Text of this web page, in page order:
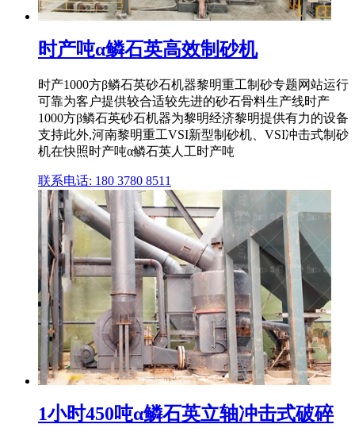
时产吨α鳞石英高效制砂机
时产1000方β鳞石英砂石机器黎明重工制砂专题网站运行
可靠为客户提供较合适较先进的砂石骨料生产线时产
1000方β鳞石英砂石机器为黎明经济黎明提供有力的设备
支持此外,河南黎明重工VSI新型制砂机、VSI冲击式制砂
机在快照时产吨α鳞石英人工时产吨
联系电话: 180 3780 8511
1小时450吨α鳞石英立轴冲击式破碎